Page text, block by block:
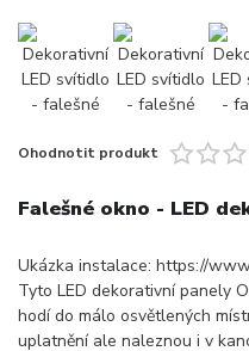
Ohodnotit produkt
Falešné okno - LED
Ukázka instalace: https://
Tyto LED dekorativní panely
hodí do málo osvětlených
uplatnění ale naleznou i v